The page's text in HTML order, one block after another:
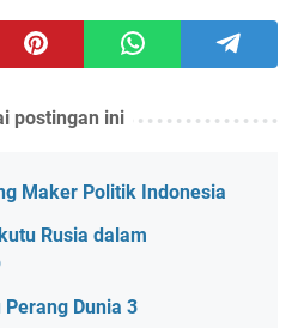
postingan ini
Maker Politik Indonesia
Rusia dalam
Dunia 3